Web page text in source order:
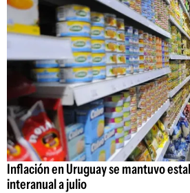
Inflación en Uruguay se mantuvo
interanual a julio